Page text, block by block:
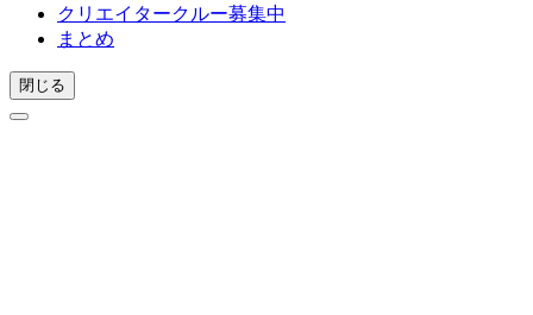
クリエイタークルー募集中
まとめ
閉じる